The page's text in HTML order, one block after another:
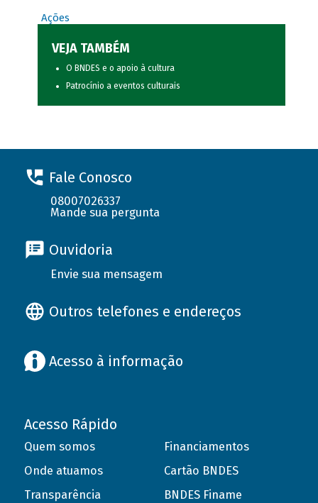
Ações
VEJA TAMBÉM
O BNDES e o apoio à cultura
Patrocínio a eventos culturais
Fale Conosco
08007026337
Mande sua pergunta
Ouvidoria
Envie sua mensagem
Outros telefones e endereços
Acesso à informação
Acesso Rápido
Quem somos
Onde atuamos
Transparência
Financiamentos
Cartão BNDES
BNDES Finame